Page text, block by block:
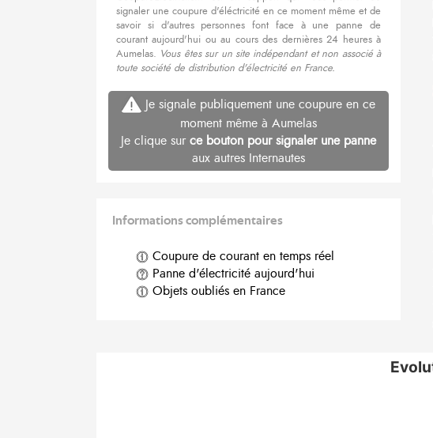
signaler une coupure d'éléctricité en ce moment même et de
savoir si d'autres personnes font face à une panne de
courant aujourd'hui ou au cours des dernières 24 heures à
Aumelas. Vous êtes sur un site indépendant et non associé à
toute société de distribution d'électricité en France.
Je signale publiquement une coupure en ce
moment même à Aumelas
Je clique sur ce bouton pour signaler une panne
aux autres Internautes
Informations complémentaires
Coupure de courant en temps réel
Panne d'électricité aujourd'hui
Objets oubliés en France